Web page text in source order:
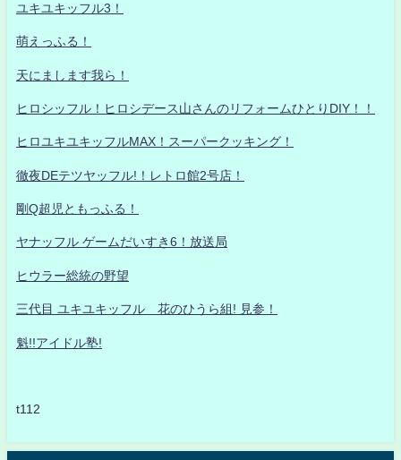
ユキユキッフル3！
萌えっふる！
天にまします我ら！
ヒロシッフル！ヒロシデース山さんのリフォームひとりDIY！！
ヒロユキユキッフルMAX！スーパークッキング！
徹夜DEテツヤッフル!！レトロ館2号店！
剛Q超児ともっふる！
ヤナッフル ゲームだいすき6！放送局
ヒウラー総統の野望
三代目 ユキユキッフル 花のひうら組! 見参！
魁!!アイドル塾!
t112